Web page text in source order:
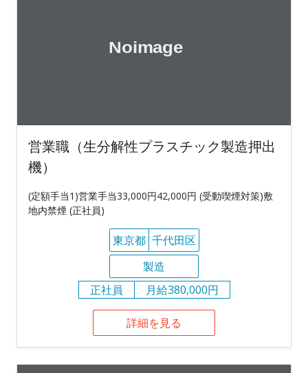
営業職（生分解性プラスチック製造押出
機）
(定額手当1)営業手当33,000円42,000円 (受動喫煙対策)敷
地内禁煙 (正社員)
東京都 千代田区
製造
正社員
月給380,000円
詳細を見る